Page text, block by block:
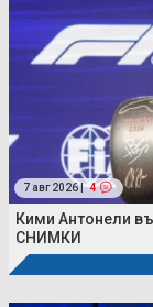
7 авг 2026 | 4
Кими Антонели
СНИМКИ